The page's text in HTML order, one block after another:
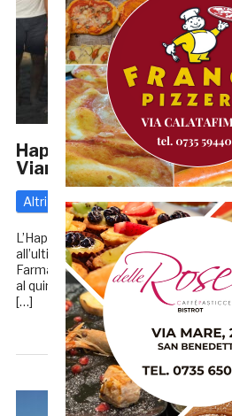
Happy Car Samb,
Viareggio: 6-4. Oggi
Altri 14 Luglio 2024 diRedazione
L’Happy Car Samb nonostante una
all’ultimo viene sconfitta dai campioni
Farmaè Viareggio per 6-4. Mister Di
al quintetto composto da Paterniti,
[…]